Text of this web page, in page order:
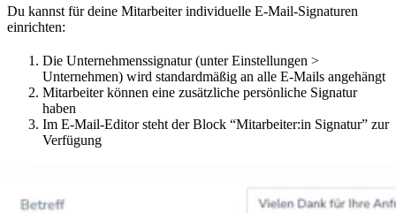
Du kannst für deine Mitarbeiter individuelle E-Mail-Signaturen
einrichten:
Die Unternehmenssignatur (unter Einstellungen >
Unternehmen) wird standardmäßig an alle E-Mails angehängt
Mitarbeiter können eine zusätzliche persönliche Signatur
haben
Im E-Mail-Editor steht der Block “Mitarbeiter:in Signatur” zur
Verfügung